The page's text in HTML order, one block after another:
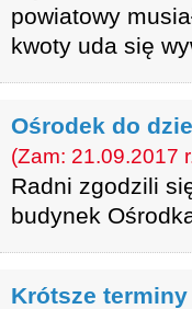
powiatowy
kwoty uda się
Ośrodek do
(Zam: 21.09.2017
Radni zgodzili
budynek
Krótsze terminy